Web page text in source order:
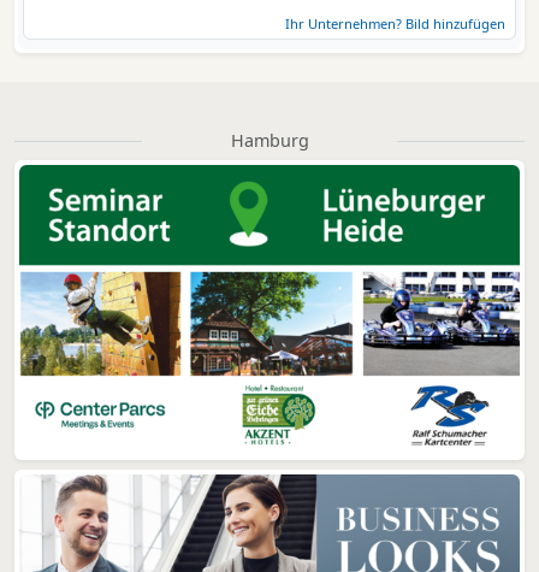
Ihr Unternehmen? Bild hinzufügen
Hamburg